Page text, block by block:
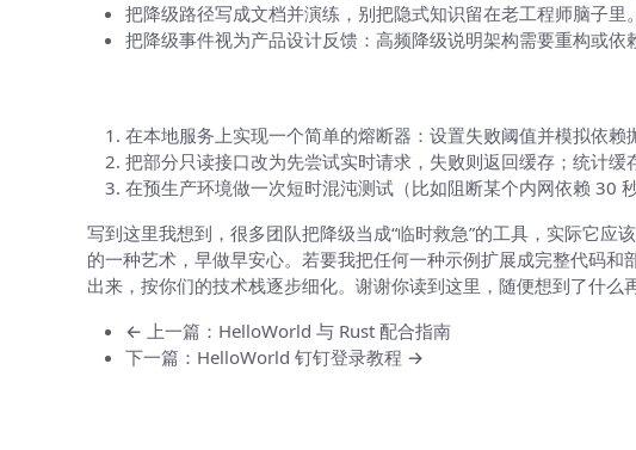
把降级路径写成文档并演练，别把隐式知识留在老工程师脑子里。
把降级事件视为产品设计反馈：高频降级说明架构需要重构或依
在本地服务上实现一个简单的熔断器：设置失败阈值并模拟依赖
把部分只读接口改为先尝试实时请求，失败则返回缓存；统计缓
在预生产环境做一次短时混沌测试（比如阻断某个内网依赖 30
写到这里我想到，很多团队把降级当成“临时救急”的工具，实际它
的一种艺术，早做早安心。若要我把任何一种示例扩展成完整代码
出来，按你们的技术栈逐步细化。谢谢你读到这里，随便想到了什么
← 上一篇：HelloWorld 与 Rust 配合指南
下一篇：HelloWorld 钉钉登录教程 →